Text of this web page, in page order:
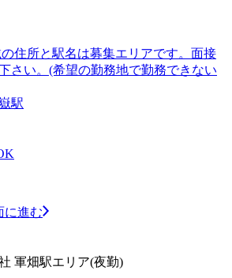
住所と駅名は募集エリアです。面接
さい。(希望の勤務地で勤務できない
駅
に進む
軍畑駅エリア(夜勤)